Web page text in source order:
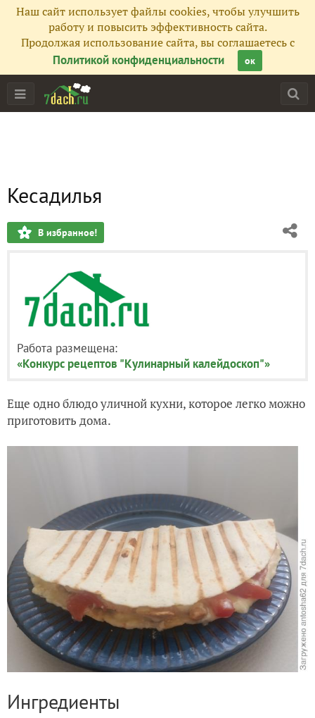
Наш сайт использует файлы cookies, чтобы улучшить
работу и повысить эффективность сайта.
Продолжая использование сайта, вы соглашаетесь с
Политикой конфиденциальности
ок
Кесадилья
В избранное!
Работа размещена:
«Конкурс рецептов "Кулинарный калейдоскоп"»
Еще одно блюдо уличной кухни, которое легко можно
приготовить дома.
Ингредиенты